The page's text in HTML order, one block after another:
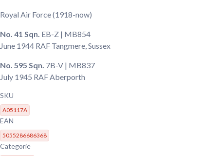
Royal Air Force(1918-now)
No. 41 Sqn. EB-Z | MB854
June 1944 RAF Tangmere, Sussex
No. 595 Sqn. 7B-V | MB837
July 1945 RAF Aberporth
SKU
A05117A
EAN
5055286686368
Categorie